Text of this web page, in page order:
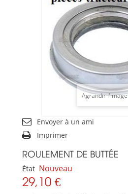
Agrandir l'image
Envoyer à un ami
Imprimer
ROULEMENT DE BUTTÉE
État Nouveau
29,10 €